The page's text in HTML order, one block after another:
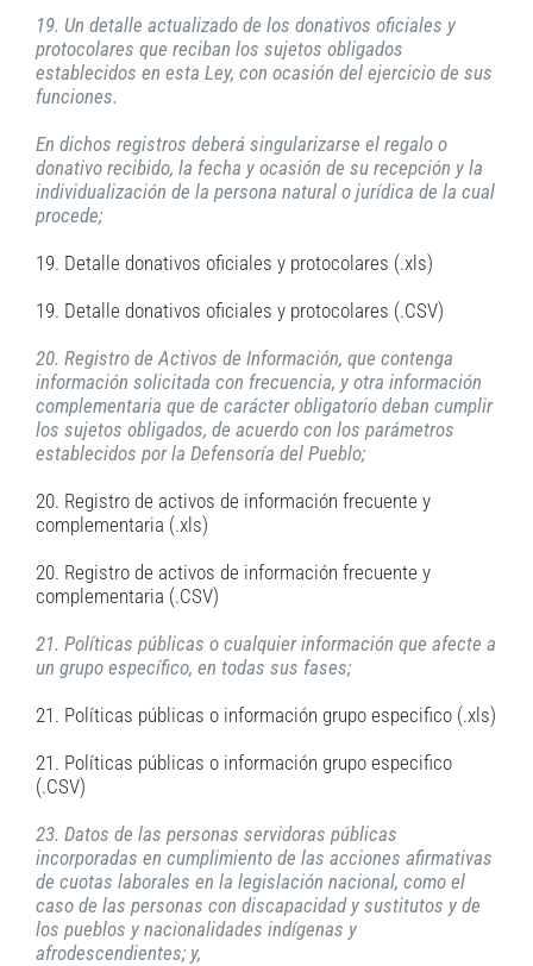
19. Un detalle actualizado de los donativos oficiales y
protocolares que reciban los sujetos obligados
establecidos en esta Ley, con ocasión del ejercicio de sus
funciones.
En dichos registros deberá singularizarse el regalo o
donativo recibido, la fecha y ocasión de su recepción y la
individualización de la persona natural o jurídica de la cual
procede;
19. Detalle donativos oficiales y protocolares (.xls)
19. Detalle donativos oficiales y protocolares (.CSV)
20. Registro de Activos de Información, que contenga
información solicitada con frecuencia, y otra información
complementaria que de carácter obligatorio deban cumplir
los sujetos obligados, de acuerdo con los parámetros
establecidos por la Defensoría del Pueblo;
20. Registro de activos de información frecuente y
complementaria (.xls)
20. Registro de activos de información frecuente y
complementaria (.CSV)
21. Políticas públicas o cualquier información que afecte a
un grupo específico, en todas sus fases;
21. Políticas públicas o información grupo especifico (.xls)
21. Políticas públicas o información grupo especifico
(.CSV)
23. Datos de las personas servidoras públicas
incorporadas en cumplimiento de las acciones afirmativas
de cuotas laborales en la legislación nacional, como el
caso de las personas con discapacidad y sustitutos y de
los pueblos y nacionalidades indígenas y
afrodescendientes; y,